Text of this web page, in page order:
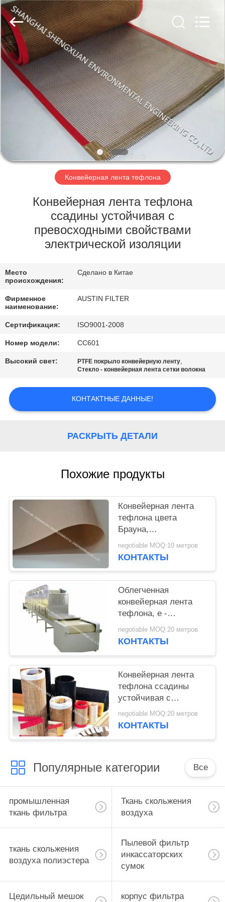
ДОМ
ПРОДУКТЫ
НАС
ПУТЕШЕСТВИЕ
ФАБРИКИ
ПРОВЕРКА
КАЧЕСТВА
МЫ
СПРОСИТЕ
ЦИТАТУ
КАРТА
PRIVACY
Engineering
Co.,LTD.
All
Rights
Reserved.
Developed
by
ECER
Конвейерная лента тефлона
Конвейерная лента тефлона
ссадины устойчивая с
превосходными свойствами
электрической изоляции
Место
происхождения:
Сделано в Китае
Фирменное
наименование:
AUSTIN FILTER
Сертификация: ISO9001-2008
Номер модели: СС601
Высокий свет: PTFE покрыло конвейерную ленту,
Стекло - конвейерная лента сетки волокна
КОНТАКТНЫЕ ДАННЫЕ!
РАСКРЫТЬ ДЕТАЛИ
Похожие продукты
Конвейерная лента
тефлона цвета
Брауна,
высокотемпературная
конвейерная лента с
negotiable MOQ:10 метров
КОНТАКТЫ
Облегченная
конвейерная лента
тефлона, е -
стеклянный тип
конвейерная лента
negotiable MOQ:20 метров
КОНТАКТЫ
Конвейерная лента
тефлона ссадины
устойчивая с
превосходными
свойствами
negotiable MOQ:20 метров
КОНТАКТЫ
Популярные категории Все
промышленная
ткань фильтра
Ткань скольжения
воздуха
ткань скольжения
воздуха полиэстера
Пылевой фильтр
инкассаторских
сумок
Цедильный мешок корпус фильтра